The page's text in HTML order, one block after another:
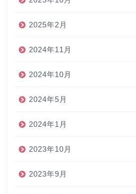
2025年2月
2024年11月
2024年10月
2024年5月
2024年1月
2023年10月
2023年9月